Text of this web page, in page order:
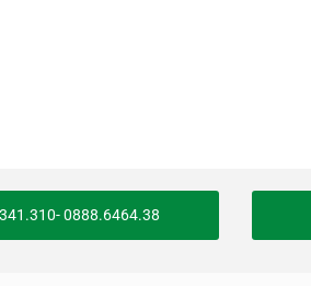
0888.6464.38